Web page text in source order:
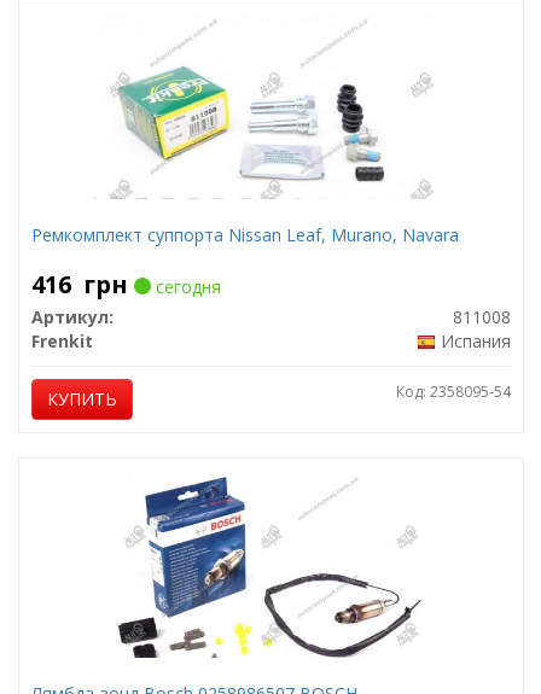
Ремкомплект суппорта Nissan Leaf, Murano, Navara
416 грн
сегодня
Артикул:
811008
Frenkit
Испания
КУПИТЬ Код: 2358095-54